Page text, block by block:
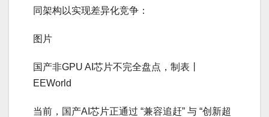
同架构以实现差异化竞争：
图片
国产非GPU AI芯片不完全盘点，制表丨
EEWorld
当前，国产AI芯片正通过 “兼容追赶” 与 “创新超